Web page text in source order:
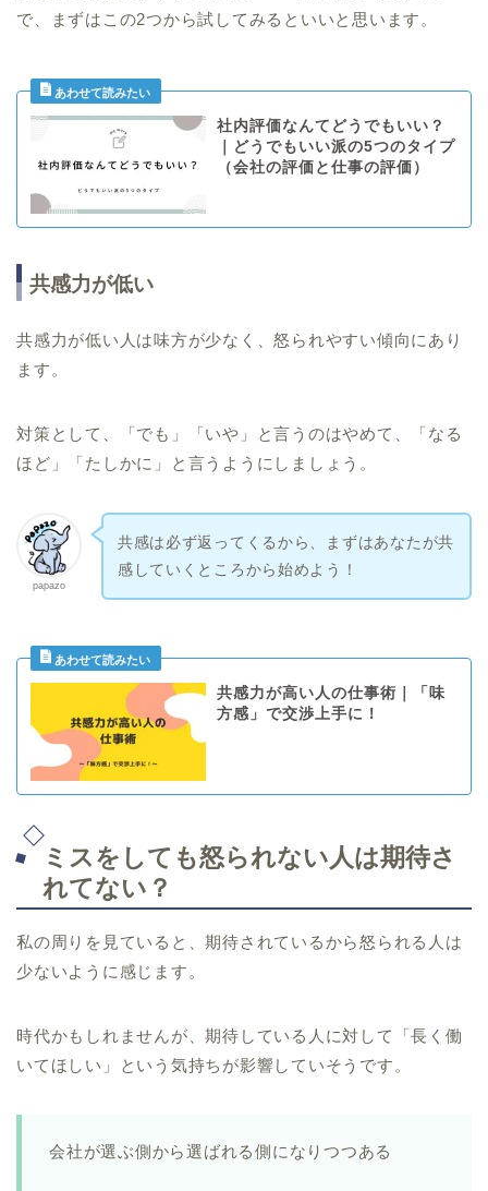
で、まずはこの2つから試してみるといいと思います。
社内評価なんてどうでもいい？
｜どうでもいい派の5つのタイプ
（会社の評価と仕事の評価）
共感力が低い
共感力が低い人は味方が少なく、怒られやすい傾向にあり
ます。
対策として、「でも」「いや」と言うのはやめて、「なる
ほど」「たしかに」と言うようにしましょう。
papazo
共感は必ず返ってくるから、まずはあなたが共
感していくところから始めよう！
共感力が高い人の仕事術｜「味
方感」で交渉上手に！
ミスをしても怒られない人は期待さ
れてない？
私の周りを見ていると、期待されているから怒られる人は
少ないように感じます。
時代かもしれませんが、期待している人に対して「長く働
いてほしい」という気持ちが影響していそうです。
会社が選ぶ側から選ばれる側になりつつある